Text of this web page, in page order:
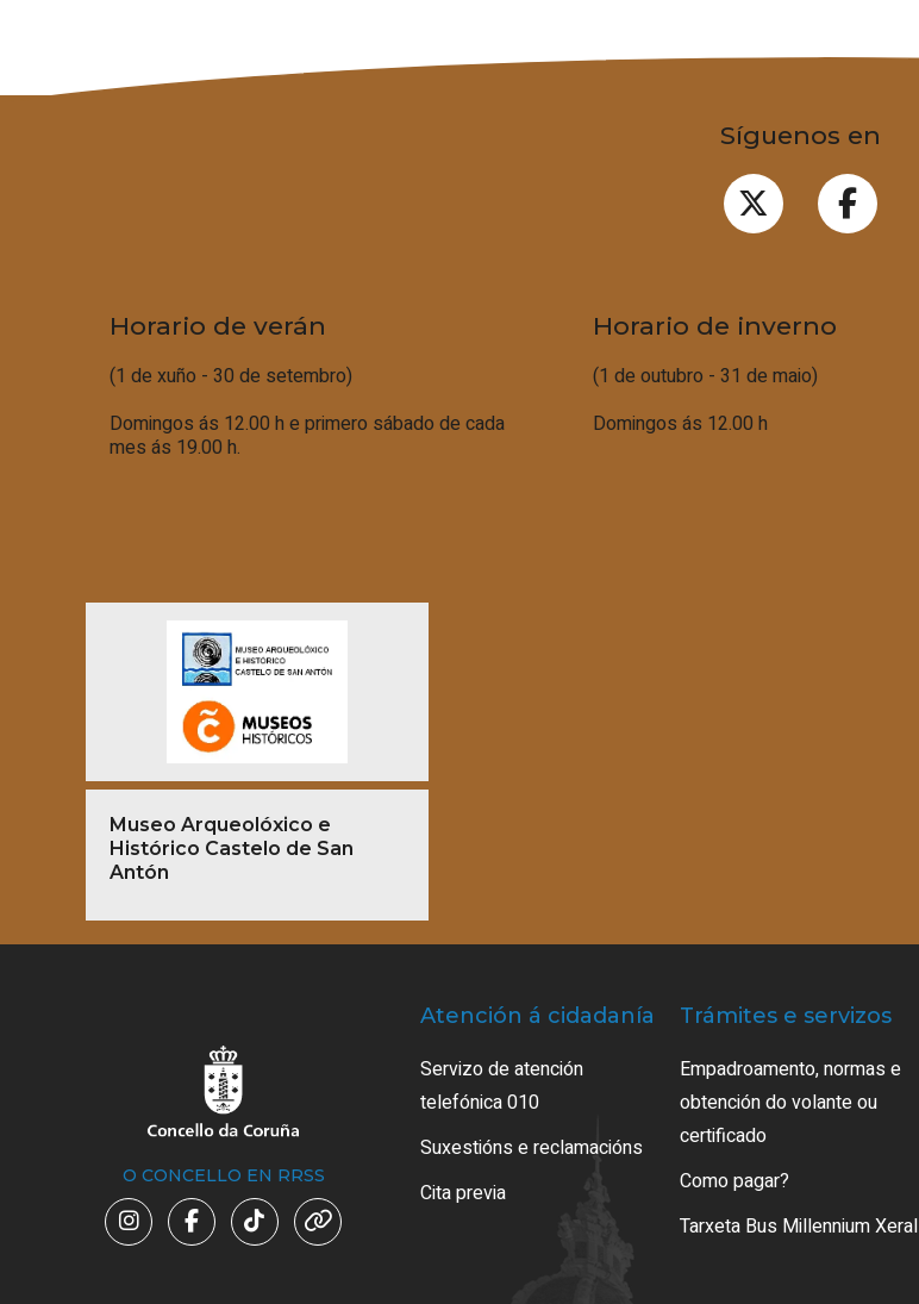
Síguenos en
Horario de verán
(1 de xuño - 30 de setembro)
Domingos ás 12.00 h e primero sábado de cada
mes ás 19.00 h.
Horario de inverno
(1 de outubro - 31 de maio)
Domingos ás 12.00 h
Museo Arqueolóxico e
Histórico Castelo de San
Antón
O CONCELLO EN RRSS
Atención á cidadanía
Servizo de atención
telefónica 010
Suxestións e reclamacións
Cita previa
Trámites e servizos
Empadroamento, normas e
obtención do volante ou
certificado
Como pagar?
Tarxeta Bus Millennium Xeral